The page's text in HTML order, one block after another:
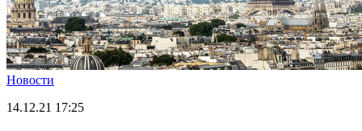
Новости
14.12.21 17:25